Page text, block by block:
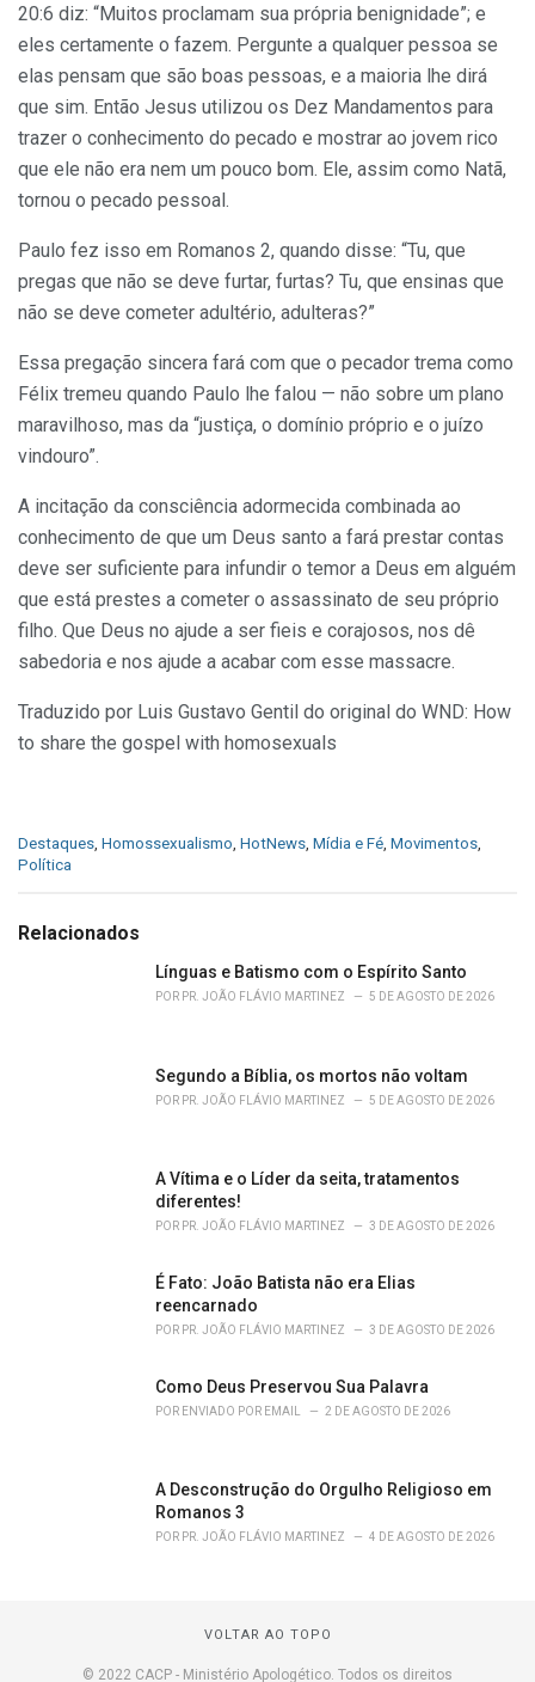
20:6 diz: “Muitos proclamam sua própria benignidade”; e
eles certamente o fazem. Pergunte a qualquer pessoa se
elas pensam que são boas pessoas, e a maioria lhe dirá
que sim. Então Jesus utilizou os Dez Mandamentos para
trazer o conhecimento do pecado e mostrar ao jovem rico
que ele não era nem um pouco bom. Ele, assim como Natã,
tornou o pecado pessoal.
Paulo fez isso em Romanos 2, quando disse: “Tu, que
pregas que não se deve furtar, furtas? Tu, que ensinas que
não se deve cometer adultério, adulteras?”
Essa pregação sincera fará com que o pecador trema como
Félix tremeu quando Paulo lhe falou — não sobre um plano
maravilhoso, mas da “justiça, o domínio próprio e o juízo
vindouro”.
A incitação da consciência adormecida combinada ao
conhecimento de que um Deus santo a fará prestar contas
deve ser suficiente para infundir o temor a Deus em alguém
que está prestes a cometer o assassinato de seu próprio
filho. Que Deus no ajude a ser fieis e corajosos, nos dê
sabedoria e nos ajude a acabar com esse massacre.
Traduzido por Luis Gustavo Gentil do original do WND: How
to share the gospel with homosexuals
C
a
g
Destaques Homossexualismo HotNews Mídia e Fé Movimentos
Política
Relacionados
Línguas e Batismo com o Espírito Santo
POR PR. JOÃO FLÁVIO MARTINEZ 5 DE AGOSTO DE 2026
Segundo a Bíblia, os mortos não voltam
POR PR. JOÃO FLÁVIO MARTINEZ 5 DE AGOSTO DE 2026
A Vítima e o Líder da seita, tratamentos
diferentes!
POR PR. JOÃO FLÁVIO MARTINEZ 3 DE AGOSTO DE 2026
É Fato: João Batista não era Elias
reencarnado
POR PR. JOÃO FLÁVIO MARTINEZ 3 DE AGOSTO DE 2026
Como Deus Preservou Sua Palavra
POR ENVIADO POR EMAIL 2 DE AGOSTO DE 2026
A Desconstrução do Orgulho Religioso em
Romanos 3
POR PR. JOÃO FLÁVIO MARTINEZ 4 DE AGOSTO DE 2026
VOLTAR AO TOPO
© 2022 CACP - Ministério Apologético. Todos os direitos